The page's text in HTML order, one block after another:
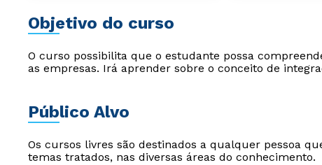
Objetivo do curso
O curso possibilita que o estudante possa
as empresas. Irá aprender sobre o conceito de
Público Alvo
Os cursos livres são destinados a qualquer pessoa
temas tratados, nas diversas áreas do conhecimento.